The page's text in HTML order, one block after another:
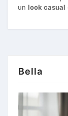
un look casual
Bella